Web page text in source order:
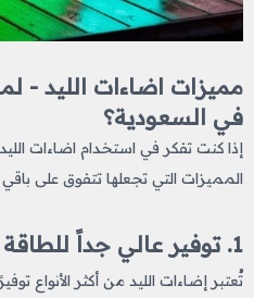
مميزات اضاءات الليد​ -
في السعودية؟
إذا كنت تفكر في استخدام اضاءات الليد
المميزات التي تجعلها تتفوق على باقي
1. توفير عالي جداً للطاقة
تُعتبر إضاءات الليد من أكثر الأنواع